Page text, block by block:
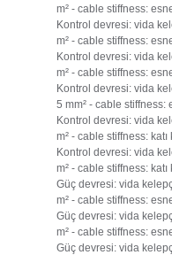
m² - cable stiffness:
Kontrol devresi: vida
m² - cable stiffness:
Kontrol devresi: vida
m² - cable stiffness:
Kontrol devresi: vida
5 mm² - cable stiffness:
Kontrol devresi: vida
m² - cable stiffness:
Kontrol devresi: vida
m² - cable stiffness:
Güç devresi: vida
m² - cable stiffness:
Güç devresi: vida
m² - cable stiffness:
Güç devresi: vida